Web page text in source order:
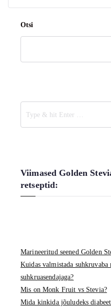
Otsi
Viimased Golden
retseptid:
Marineeritud seened Golden
Kuidas valmistada
suhkruasendajaga?
Mis on Monk Fruit vs Stevia?
Mida kinkida jõuludeks